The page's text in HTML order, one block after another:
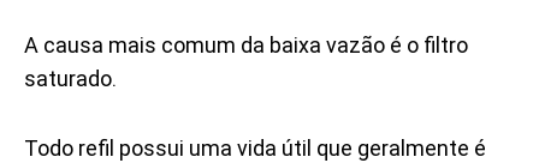
A causa mais comum da baixa vazão é o filtro
saturado.
Todo refil possui uma vida útil que geralmente é